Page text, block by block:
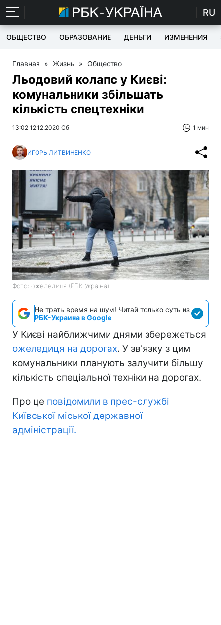
RU
ОБЩЕСТВО ОБРАЗОВАНИЕ ДЕНЬГИ ИЗМЕНЕНИЯ
Главная » Жизнь » Общество
Льодовий колапс у Києві:
комунальники збільшать
кількість спецтехніки
13:02 12.12.2020 Сб 1 мин
ИГОРЬ ЛИТВИНЕНКО
Фото: ожеледиця (РБК-Україна)
Не трать время на шум! Читай только суть из
РБК-Украина в Google
У Києві найближчими днями збережеться
ожеледиця на дорогах. У зв'язку з цим
комунальники планують залучити більшу
кількість спеціальної техніки на дорогах.
Про це повідомили в прес-службі
Київської міської державної
адміністрації.